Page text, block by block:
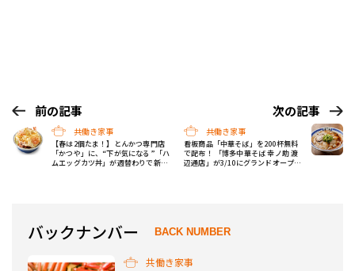
前の記事
共働き家事
【春は2個たま！】とんかつ専⾨店
「かつや」に、“下が気になる”「ハ
ムエッグカツ丼」が週替わりで新登
次の記事
共働き家事
看板商品「中華そば」を200杯無料
で配布！ 「博多中華そば 幸ノ助 渡
辺通店」が3/10にグランドオープン
バックナンバー BACK NUMBER
共働き家事